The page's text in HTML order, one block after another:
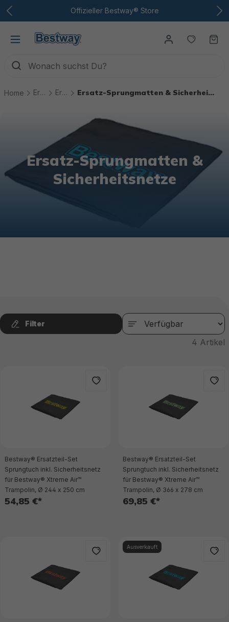
Zum Hauptinhalt Offizieller Bestway® Store
Du
Home Ersatzteile Ersatzteile Trampoline Ersatz-Sprungmatten & Sicherheitsnetze
Ersatz-Sprungmatten &
Sicherheitsnetze
Filter
4 Artikel
Bestway® Ersatzteil-Set
Sprungtuch inkl. Sicherheitsnetz
für Bestway® Xtreme Air™
Trampolin, Ø 244 x 250 cm
54,85 €*
Bestway® Ersatzteil-Set
Sprungtuch inkl. Sicherheitsnetz
für Bestway® Xtreme Air™
Trampolin, Ø 366 x 278 cm
69,85 €*
Ausverkauft